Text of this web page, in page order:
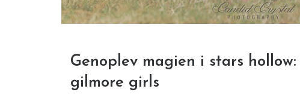
Genoplev magien i stars
gilmore girls